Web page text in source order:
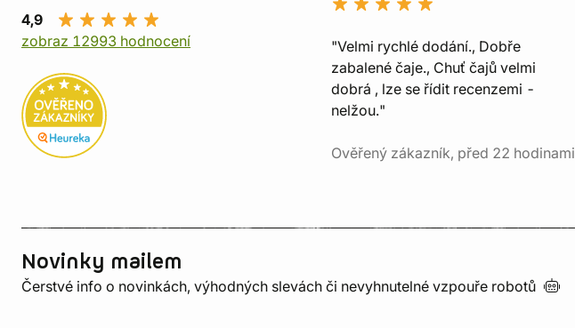
4,9
zobraz 12993 hodnocení
"Velmi rychlé dodání., Dobře
zabalené čaje., Chuť čajů velmi
dobrá , lze se řídit recenzemi -
nelžou."
Ověřený zákazník, před 22 hodinami
Novinky mailem
Čerstvé info o novinkách, výhodných slevách či nevyhnutelné vzpouře robotů